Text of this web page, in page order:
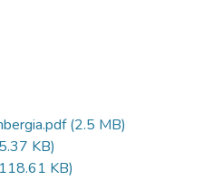
(2.5 MB)
KB)
KB)